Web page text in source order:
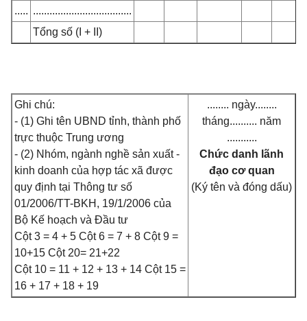
..... ....................................
Tổng số (I + II)
Ghi chú:
- (1) Ghi tên UBND tỉnh, thành phố
trực thuộc Trung ương
- (2) Nhóm, ngành nghề sản xuất -
kinh doanh của hợp tác xã được
quy định tại Thông tư số
01/2006/TT-BKH, 19/1/2006 của
Bộ Kế hoạch và Đầu tư
Cột 3 = 4 + 5 Cột 6 = 7 + 8 Cột 9 =
10+15 Cột 20= 21+22
Cột 10 = 11 + 12 + 13 + 14 Cột 15 =
16 + 17 + 18 + 19
........ ngày........
tháng.......... năm
...........
Chức danh lãnh
đạo cơ quan
(Ký tên và đóng dấu)